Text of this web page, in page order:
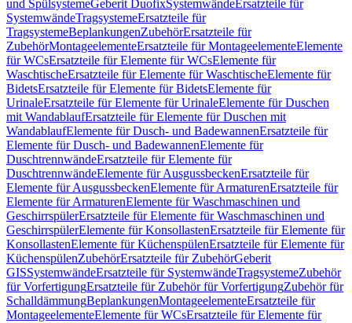
und SpülsystemeGeberit DuofixSystemwändeErsatzteile für
SystemwändeTragsystemeErsatzteile für
TragsystemeBeplankungenZubehörErsatzteile für
ZubehörMontageelementeErsatzteile für MontageelementeElemente
für WCsErsatzteile für Elemente für WCsElemente für
WaschtischeErsatzteile für Elemente für WaschtischeElemente für
BidetsErsatzteile für Elemente für BidetsElemente für
UrinaleErsatzteile für Elemente für UrinaleElemente für Duschen
mit WandablaufErsatzteile für Elemente für Duschen mit
WandablaufElemente für Dusch- und BadewannenErsatzteile für
Elemente für Dusch- und BadewannenElemente für
DuschtrennwändeErsatzteile für Elemente für
DuschtrennwändeElemente für AusgussbeckenErsatzteile für
Elemente für AusgussbeckenElemente für ArmaturenErsatzteile für
Elemente für ArmaturenElemente für Waschmaschinen und
GeschirrspülerErsatzteile für Elemente für Waschmaschinen und
GeschirrspülerElemente für KonsollastenErsatzteile für Elemente für
KonsollastenElemente für KüchenspülenErsatzteile für Elemente für
KüchenspülenZubehörErsatzteile für ZubehörGeberit
GISSystemwändeErsatzteile für SystemwändeTragsystemeZubehör
für VorfertigungErsatzteile für Zubehör für VorfertigungZubehör für
SchalldämmungBeplankungenMontageelementeErsatzteile für
MontageelementeElemente für WCsErsatzteile für Elemente für